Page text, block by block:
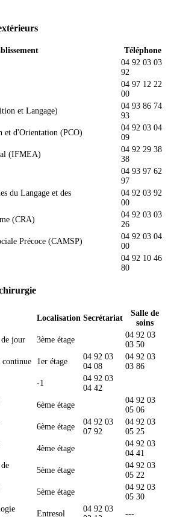
Téléphone
04 92 03 03
92
04 97 12 22
00
et Langage)
04 93 86 74
93
et d'Orientation (PCO)
04 92 03 04
09
(IFMEA)
04 92 29 38
38
04 93 97 62
97
du Langage et des
04 92 03 92
00
(CRA)
04 92 03 03
26
Précoce (CAMSP)
04 92 03 04
00
04 92 10 46
80
Localisation Secrétariat
Salle de
soins
jour
3ème étage
04 92 03
03 50
continue
1er étage
04 92 03
04 08
04 92 03
03 86
-1
04 92 03
04 42
6ème étage
04 92 03
05 06
6ème étage
04 92 03
07 92
04 92 03
05 25
4ème étage
04 92 03
04 41
5ème étage
04 92 03
05 22
5ème étage
04 92 03
05 30
Entresol
04 92 03
---